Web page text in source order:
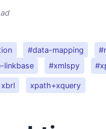
#data-mapping
linkbase #xmlspy
xbrl xpath+xquery